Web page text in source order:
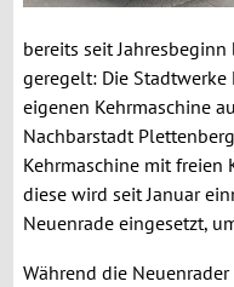
bereits seit
geregelt: Die Stadtwerke
eigenen Kehrmaschine
Nachbarstadt
Kehrmaschine mit freien
diese wird seit Januar
Neuenrade eingesetzt,
Während die